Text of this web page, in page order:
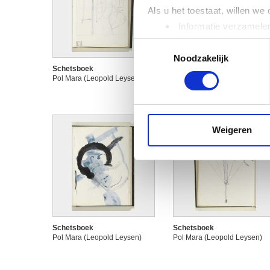
Als u het toestaat, willen we
Informatie
Uw apparaat
Lees meer over hoe uw
media, adverteren en
Noodzakelijk
Weigeren
Schetsboek
Pol Mara (Leopold Leysen)
Pol Mara (Leopold Leysen)
Schetsboek
Pol Mara (Leopold Leysen)
Schetsboek
Pol Mara (Leopold Leysen)